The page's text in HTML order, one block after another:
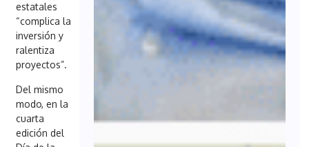
estatales
“complica la
inversión y
ralentiza
proyectos”.
Del mismo
modo, en la
cuarta
edición del